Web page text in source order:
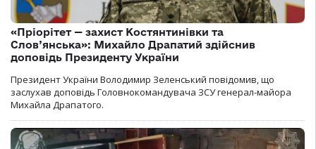
«Пріорітет — захист Костянтинівки та
Слов’янська»: Михайло Драпатий здійснив
доповідь Президенту України
Президент України Володимир Зеленський повідомив, що
заслухав доповідь Головнокомандувача ЗСУ генерал-майора
Михайла Драпатого.